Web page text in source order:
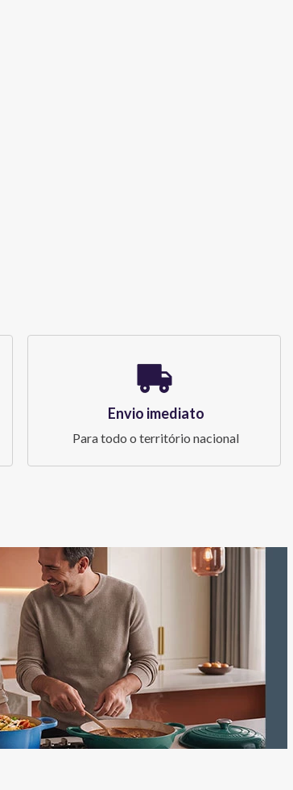
Envio imediato
Para todo o território nacional